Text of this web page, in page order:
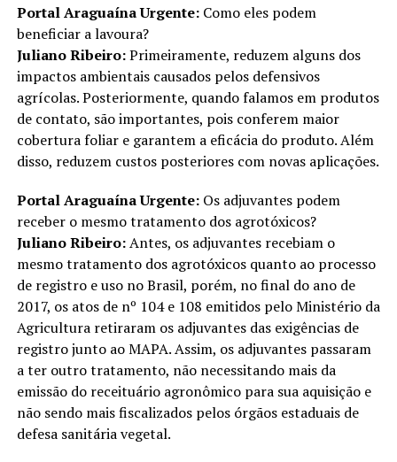
Portal Araguaína Urgente: Como eles podem
beneficiar a lavoura?
Juliano Ribeiro:Primeiramente, reduzem alguns dos
impactos ambientais causados pelos defensivos
agrícolas. Posteriormente, quando falamos em produtos
de contato, são importantes, pois conferem maior
cobertura foliar e garantem a eficácia do produto. Além
disso, reduzem custos posteriores com novas aplicações.
Portal Araguaína Urgente: Os adjuvantes podem
receber o mesmo tratamento dos agrotóxicos?
Juliano Ribeiro:Antes, os adjuvantes recebiam o
mesmo tratamento dos agrotóxicos quanto ao processo
de registro e uso no Brasil, porém, no final do ano de
2017, os atos de nº 104 e 108 emitidos pelo Ministério da
Agricultura retiraram os adjuvantes das exigências de
registro junto ao MAPA. Assim, os adjuvantes passaram
a ter outro tratamento, não necessitando mais da
emissão do receituário agronômico para sua aquisição e
não sendo mais fiscalizados pelos órgãos estaduais de
defesa sanitária vegetal.